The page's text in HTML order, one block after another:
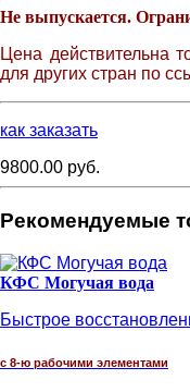
Не выпускается.
Цена действительна
для других стран по
как заказать
9800.00 руб.
Рекомендуемые
КФС Могучая вода
Быстрое
с 8-ю рабочими элементами